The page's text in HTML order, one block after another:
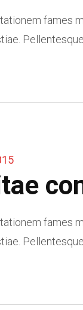
fames
fames